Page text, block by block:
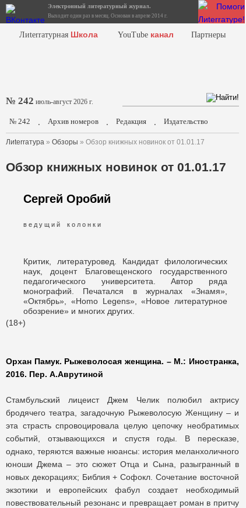
Электронный литературный журнал.
Выходит один раз в месяц. Основан в апреле 2014 г.
Лиterraтурная Школа YouTube канал Партнеры
№ 242 июль-август 2026 г.
№ 242 . Архив номеров . Редакция . Издательство
Лиterraтура » Обзоры » Обзор книжных новинок от 01.01.17
Обзор книжных новинок от 01.01.17
Сергей Оробий
в е д у щ и й к о л о н к и
Критик, литературовед. Кандидат филологических
наук, доцент Благовещенского государственного
педагогического университета. Автор ряда
монографий. Печатался в журналах «Знамя»,
«Октябрь», «Homo Legens», «Новое литературное
обозрение» и многих других.
(18+)
Орхан Памук. Рыжеволосая женщина. – М.: Иностранка,
2016. Пер. А.Аврутиной
Стамбульский лицеист Джем Челик полюбил актрису
бродячего театра, загадочную Рыжеволосую Женщину – и
эта страсть спровоцировала целую цепочку необратимых
событий, отзывающихся и спустя годы. В пересказе,
однако, теряются важные нюансы: история меланхоличного
юноши Джема – это сюжет Отца и Сына, разыгранный в
новых декорациях; Библия + Софокл. Сочетание восточной
экзотики и европейских фабул создает необходимый
повествовательный резонанс и превращает роман в притчу